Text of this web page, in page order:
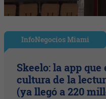
InfoNegocios Miami
Skeelo: la app
cultura de la
(ya llegó a 220